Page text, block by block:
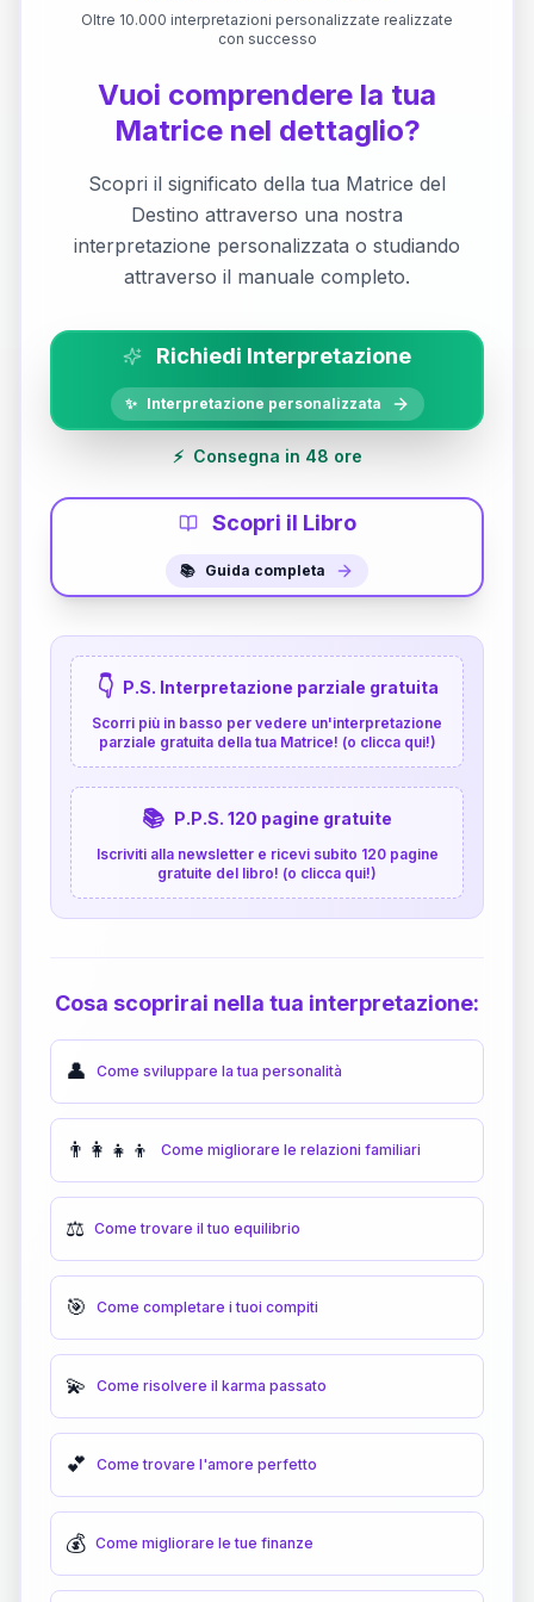
Oltre 10.000 interpretazioni personalizzate realizzate
con successo
Vuoi comprendere la tua
Matrice nel dettaglio?
Scopri il significato della tua Matrice del
Destino attraverso una nostra
interpretazione personalizzata o studiando
attraverso il manuale completo.
Richiedi Interpretazione
✨ Interpretazione personalizzata
⚡ Consegna in 48 ore
Scopri il Libro
📚 Guida completa
👇 P.S. Interpretazione parziale gratuita
Scorri più in basso per vedere un'interpretazione
parziale gratuita della tua Matrice! (o clicca qui!)
📚 P.P.S. 120 pagine gratuite
Iscriviti alla newsletter e ricevi subito 120 pagine
gratuite del libro! (o clicca qui!)
Cosa scoprirai nella tua interpretazione:
👤 Come sviluppare la tua personalità
👨‍👩‍👧‍👦 Come migliorare le relazioni familiari
⚖️ Come trovare il tuo equilibrio
🎯 Come completare i tuoi compiti
💫 Come risolvere il karma passato
💕 Come trovare l'amore perfetto
💰 Come migliorare le tue finanze